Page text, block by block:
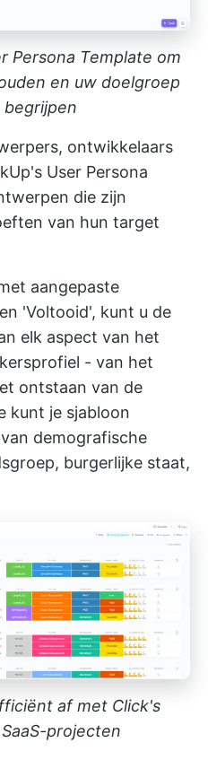
Persona Template om
en uw doelgroep
ontwikkelaars
User Persona
die zijn
van hun target
aangepaste
'Voltooid', kunt u de
elk aspect van het
- van het
ontstaan van de
kunt je sjabloon
demografische
burgerlijke staat,
af met Click's
projecten